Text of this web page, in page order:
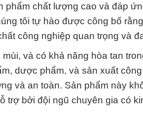
phẩm chất lượng cao và đáp
tôi tự hào được công bố
công nghiệp quan trọng và
và có khả năng hòa tan
dược phẩm, và sản xuất
và an toàn. Sản phẩm này
trợ bởi đội ngũ chuyên gia có